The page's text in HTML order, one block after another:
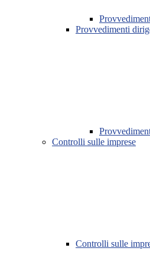
Provvedimenti
Controlli sulle imprese
Controlli sulle